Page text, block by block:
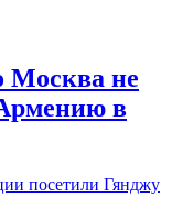
Москва не
в